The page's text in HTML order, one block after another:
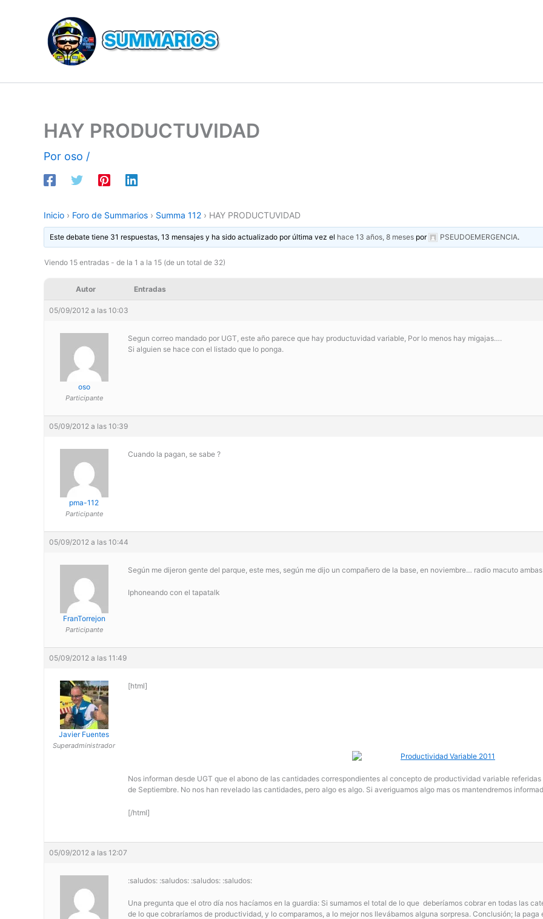
contenido
HAY PRODUCTUVIDAD
Por oso /
Inicio › Foro de Summarios › Summa 112 › HAY PRODUCTUVIDAD
Este debate tiene 31 respuestas, 13 mensajes y ha sido actualizado por última vez el hace 13 años, 8 meses por PSEUDOEMERGENCIA.
Viendo 15 entradas - de la 1 a la 15 (de un total de 32)
Autor Entradas
05/09/2012 a las 10:03
oso
Participante
Segun correo mandado por UGT, este año parece que hay productuvidad variable, Por lo menos hay migajas….
Si alguien se hace con el listado que lo ponga.
05/09/2012 a las 10:39
pma-112
Participante
Cuando la pagan, se sabe ?
05/09/2012 a las 10:44
FranTorrejon
Participante
Según me dijeron gente del parque, este mes, según me dijo un compañero de la base, en noviembre… radio macuto
Iphoneando con el tapatalk
05/09/2012 a las 11:49
Javier Fuentes
Superadministrador
[html]
Nos informan desde UGT que el abono de las cantidades correspondientes al concepto de productividad variable
de Septiembre. No nos han revelado las cantidades, pero algo es algo. Si averiguamos algo mas os mantendremos
[/html]
05/09/2012 a las 12:07
:saludos: :saludos: :saludos: :saludos:
Una pregunta que el otro día nos hacíamos en la guardia: Si sumamos el total de lo que deberíamos cobrar en todas las
de lo que cobraríamos de productividad, y lo comparamos, a lo mejor nos llevábamos alguna sorpresa. Conclusión; la